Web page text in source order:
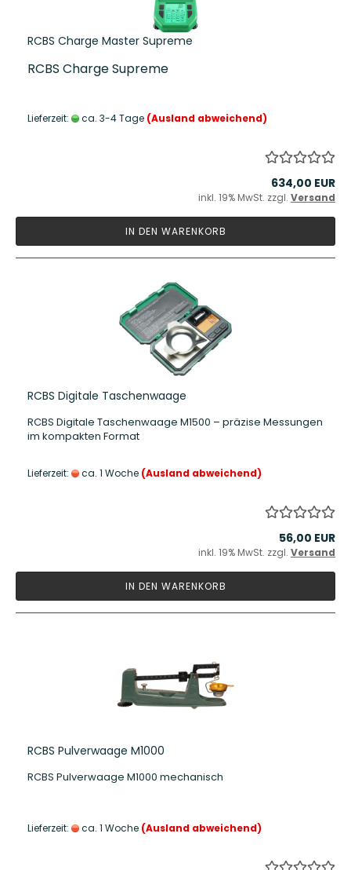
RCBS Charge Master Supreme
RCBS Charge Supreme
Lieferzeit: ca. 3-4 Tage (Ausland abweichend)
634,00 EUR
inkl. 19% MwSt. zzgl. Versand
IN DEN WARENKORB
RCBS Digitale Taschenwaage
RCBS Digitale Taschenwaage M1500 – präzise Messungen
im kompakten Format
Lieferzeit: ca. 1 Woche (Ausland abweichend)
56,00 EUR
inkl. 19% MwSt. zzgl. Versand
IN DEN WARENKORB
RCBS Pulverwaage M1000
RCBS Pulverwaage M1000 mechanisch
Lieferzeit: ca. 1 Woche (Ausland abweichend)